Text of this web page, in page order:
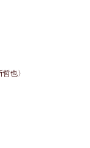
也〉